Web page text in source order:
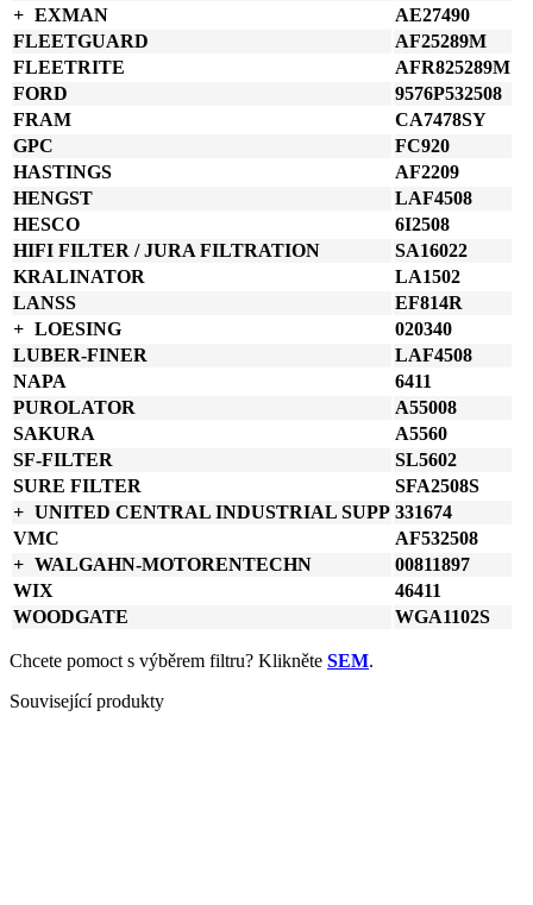
EXMAN
AE27490
FLEETGUARD
AF25289M
FLEETRITE
AFR825289M
FORD
9576P532508
FRAM
CA7478SY
GPC
FC920
HASTINGS
AF2209
HENGST
LAF4508
HESCO
6I2508
HIFI FILTER / JURA FILTRATION
SA16022
KRALINATOR
LA1502
LANSS
EF814R
LOESING
020340
LUBER-FINER
LAF4508
NAPA
6411
PUROLATOR
A55008
SAKURA
A5560
SF-FILTER
SL5602
SURE FILTER
SFA2508S
UNITED CENTRAL INDUSTRIAL SUPP 331674
VMC
AF532508
WALGAHN-MOTORENTECHN
00811897
WIX
46411
WOODGATE
WGA1102S
Chcete pomoct s výběrem filtru? Klikněte SEM.
Související produkty